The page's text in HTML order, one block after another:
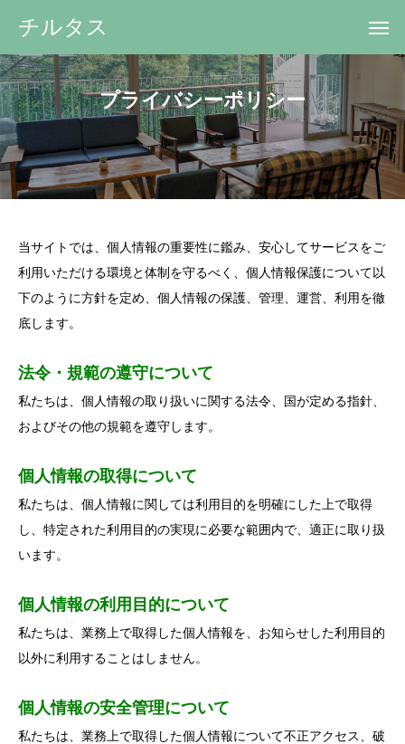
チルタス
プライバシーポリシー
当サイトでは、個人情報の重要性に鑑み、安心してサービスをご
利用いただける環境と体制を守るべく、個人情報保護について以
下のように方針を定め、個人情報の保護、管理、運営、利用を徹
底します。
法令・規範の遵守について
私たちは、個人情報の取り扱いに関する法令、国が定める指針、
およびその他の規範を遵守します。
個人情報の取得について
私たちは、個人情報に関しては利用目的を明確にした上で取得
し、特定された利用目的の実現に必要な範囲内で、適正に取り扱
います。
個人情報の利用目的について
私たちは、業務上で取得した個人情報を、お知らせした利用目的
以外に利用することはしません。
個人情報の安全管理について
私たちは、業務上で取得した個人情報について不正アクセス、破